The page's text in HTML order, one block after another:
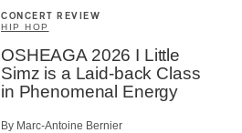
CONCERT REVIEW
HIP HOP
OSHEAGA 2026 I Little
Simz is a Laid-back Class
in Phenomenal Energy
By Marc-Antoine Bernier